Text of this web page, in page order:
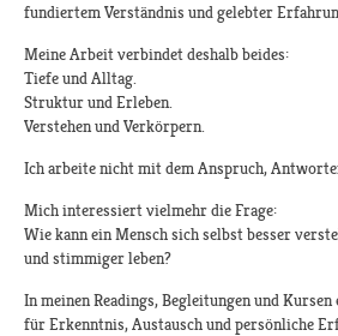
fundiertem Verständnis und gelebter
Meine Arbeit verbindet deshalb beides:
Tiefe und Alltag.
Struktur und Erleben.
Verstehen und Verkörpern.
Ich arbeite nicht mit dem Anspruch,
Mich interessiert vielmehr die Frage:
Wie kann ein Mensch sich selbst besser
und stimmiger leben?
In meinen Readings, Begleitungen und
für Erkenntnis, Austausch und persönliche